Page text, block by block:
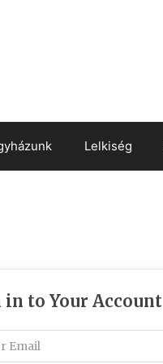
Lelkiség
in to Your Account